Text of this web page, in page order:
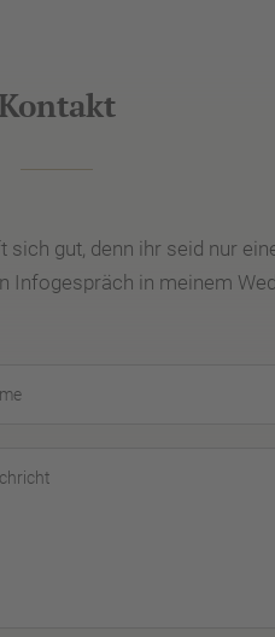
gut, denn ihr seid nur
Infogespräch in meinem